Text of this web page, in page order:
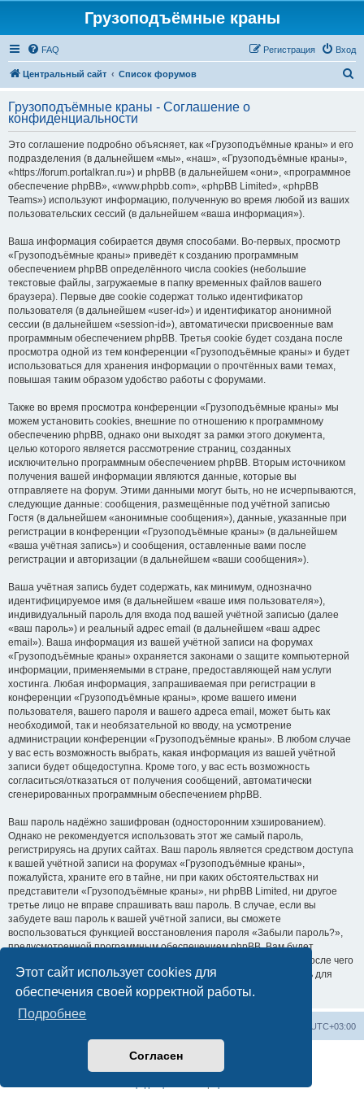
Этот сайт использует cookies для
обеспечения своей корректной работы.
Подробнее
Согласен
Грузоподъёмные краны
FAQ Вход
Регистрация
Центральный сайт Список форумов
с
Грузоподъёмные краны - Соглашение о
конфиденциальности
Это соглашение подробно объясняет, как «Грузоподъёмные краны» и его
подразделения (в дальнейшем «мы», «наш», «Грузоподъёмные краны»,
«https://forum.portalkran.ru») и phpBB (в дальнейшем «они», «программное
обеспечение phpBB», «www.phpbb.com», «phpBB Limited», «phpBB
Teams») используют информацию, полученную во время любой из ваших
пользовательских сессий (в дальнейшем «ваша информация»).
Ваша информация собирается двумя способами. Во-первых, просмотр
«Грузоподъёмные краны» приведёт к созданию программным
обеспечением phpBB определённого числа cookies (небольшие
текстовые файлы, загружаемые в папку временных файлов вашего
браузера). Первые две cookie содержат только идентификатор
пользователя (в дальнейшем «user-id») и идентификатор анонимной
сессии (в дальнейшем «session-id»), автоматически присвоенные вам
программным обеспечением phpBB. Третья cookie будет создана после
просмотра одной из тем конференции «Грузоподъёмные краны» и будет
использоваться для хранения информации о прочтённых вами темах,
повышая таким образом удобство работы с форумами.
Также во время просмотра конференции «Грузоподъёмные краны» мы
можем установить cookies, внешние по отношению к программному
обеспечению phpBB, однако они выходят за рамки этого документа,
целью которого является рассмотрение страниц, созданных
исключительно программным обеспечением phpBB. Вторым источником
получения вашей информации являются данные, которые вы
отправляете на форум. Этими данными могут быть, но не исчерпываются,
следующие данные: сообщения, размещённые под учётной записью
Гостя (в дальнейшем «анонимные сообщения»), данные, указанные при
регистрации в конференции «Грузоподъёмные краны» (в дальнейшем
«ваша учётная запись») и сообщения, оставленные вами после
регистрации и авторизации (в дальнейшем «ваши сообщения»).
Ваша учётная запись будет содержать, как минимум, однозначно
идентифицируемое имя (в дальнейшем «ваше имя пользователя»),
индивидуальный пароль для входа под вашей учётной записью (далее
«ваш пароль») и реальный адрес email (в дальнейшем «ваш адрес
email»). Ваша информация из вашей учётной записи на форумах
«Грузоподъёмные краны» охраняется законами о защите компьютерной
информации, применяемыми в стране, предоставляющей нам услуги
хостинга. Любая информация, запрашиваемая при регистрации в
конференции «Грузоподъёмные краны», кроме вашего имени
пользователя, вашего пароля и вашего адреса email, может быть как
необходимой, так и необязательной ко вводу, на усмотрение
администрации конференции «Грузоподъёмные краны». В любом случае
у вас есть возможность выбрать, какая информация из вашей учётной
записи будет общедоступна. Кроме того, у вас есть возможность
согласиться/отказаться от получения сообщений, автоматически
сгенерированных программным обеспечением phpBB.
Ваш пароль надёжно зашифрован (односторонним хэшированием).
Однако не рекомендуется использовать этот же самый пароль,
регистрируясь на других сайтах. Ваш пароль является средством доступа
к вашей учётной записи на форумах «Грузоподъёмные краны»,
пожалуйста, храните его в тайне, ни при каких обстоятельствах ни
представители «Грузоподъёмные краны», ни phpBB Limited, ни другое
третье лицо не вправе спрашивать ваш пароль. В случае, если вы
забудете ваш пароль к вашей учётной записи, вы сможете
воспользоваться функцией восстановления пароля «Забыли пароль?»,
предусмотренной программным обеспечением phpBB. Вам будет
необходимо ввести ваше имя пользователя и ваш адрес email, после чего
программное обеспечение phpBB сгенерирует вам новый пароль для
вашей учётной записи.
UTC+03:00
Создано на основеphpBB® Forum Software © phpBB Limited
Русская поддержка phpBB